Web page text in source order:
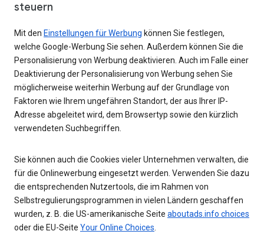
steuern
Mit den Einstellungen für Werbung können Sie festlegen,
welche Google-Werbung Sie sehen. Außerdem können Sie die
Personalisierung von Werbung deaktivieren. Auch im Falle einer
Deaktivierung der Personalisierung von Werbung sehen Sie
möglicherweise weiterhin Werbung auf der Grundlage von
Faktoren wie Ihrem ungefähren Standort, der aus Ihrer IP-
Adresse abgeleitet wird, dem Browsertyp sowie den kürzlich
verwendeten Suchbegriffen.
Sie können auch die Cookies vieler Unternehmen verwalten, die
für die Onlinewerbung eingesetzt werden. Verwenden Sie dazu
die entsprechenden Nutzertools, die im Rahmen von
Selbstregulierungsprogrammen in vielen Ländern geschaffen
wurden, z. B. die US-amerikanische Seite aboutads.info choices
oder die EU-Seite Your Online Choices.